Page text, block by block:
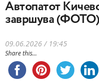
Автопатот
завршува (ФОТО)
09.06.2026 / 19:45
Share this...